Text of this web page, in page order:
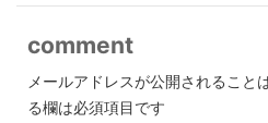
comment
メールアドレスが公開されること
る欄は必須項目です